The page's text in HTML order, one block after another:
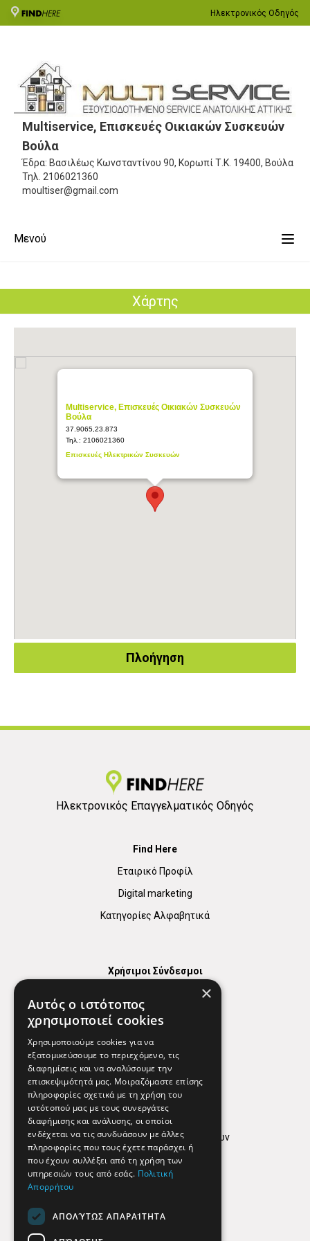
Ηλεκτρονικός Οδηγός
Multiservice, Επισκευές Οικιακών Συσκευών
Βούλα
Έδρα: Βασιλέως Κωνσταντίνου 90, Κορωπί Τ.Κ. 19400, Βούλα
Τηλ. 2106021360
moultiser@gmail.com
Μενού
Χάρτης
Multiservice, Επισκευές Οικιακών Συσκευών
Βούλα
37.9065,23.873
Τηλ.: 2106021360
Επισκευές Ηλεκτρικών Συσκευών
Πλοήγηση
Ηλεκτρονικός Επαγγελματικός Οδηγός
Find Here
Εταιρικό Προφίλ
Digital marketing
Κατηγορίες Αλφαβητικά
Χρήσιμοι Σύνδεσμοι
Χρήσιμα Τηλέφωνα
Εφημερεύοντα Φαρμακεία
Απόρρητο
Όροι Χρήσης
Πολιτική προστασίας δεδομένων
Findhere
Social Media
×
Αυτός ο ιστότοπος
χρησιμοποιεί cookies
Χρησιμοποιούμε cookies για να
εξατομικεύσουμε το περιεχόμενο, τις
διαφημίσεις και να αναλύσουμε την
επισκεψιμότητά μας. Μοιραζόμαστε επίσης
πληροφορίες σχετικά με τη χρήση του
ιστότοπού μας με τους συνεργάτες
διαφήμισης και ανάλυσης, οι οποίοι
ενδέχεται να τις συνδυάσουν με άλλες
πληροφορίες που τους έχετε παράσχει ή
που έχουν συλλέξει από τη χρήση των
υπηρεσιών τους από εσάς. Πολιτική
Απορρήτου
ΑΠΟΛΎΤΩΣ ΑΠΑΡΑΊΤΗΤΑ